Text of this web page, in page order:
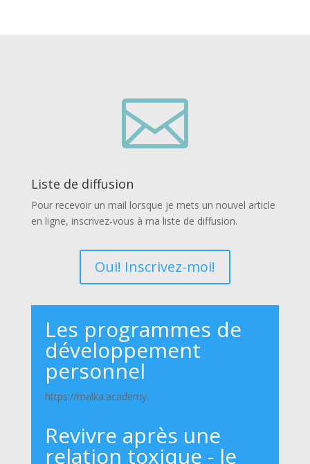

Liste de diffusion
Pour recevoir un mail lorsque je mets un nouvel article
en ligne, inscrivez-vous à ma liste de diffusion.
Oui! Inscrivez-moi!
Les programmes de
développement
personnel
https://malka.academy
Revivre après une
relation toxique - le